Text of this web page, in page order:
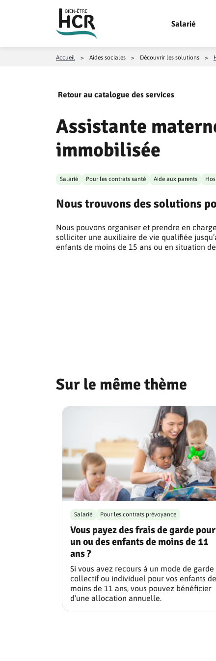
Salarié
Accueil > Aides sociales > Découvrir les solutions >
Retour au catalogue des services
Assistante
immobilisée
Salarié Pour les contrats santé Aide aux parents
Nous trouvons des solutions
Nous pouvons organiser et prendre en
solliciter une auxiliaire de vie qualifiée
enfants de moins de 15 ans ou en situation
Sur le même thème
Vous payez des frais de garde pour
un ou des enfants de moins de 11
ans ?
Salarié Pour les contrats prévoyance
Si vous avez recours à un mode de garde
collectif ou individuel pour vos enfants de
moins de 11 ans, vous pouvez bénéficier
d’une allocation annuelle.